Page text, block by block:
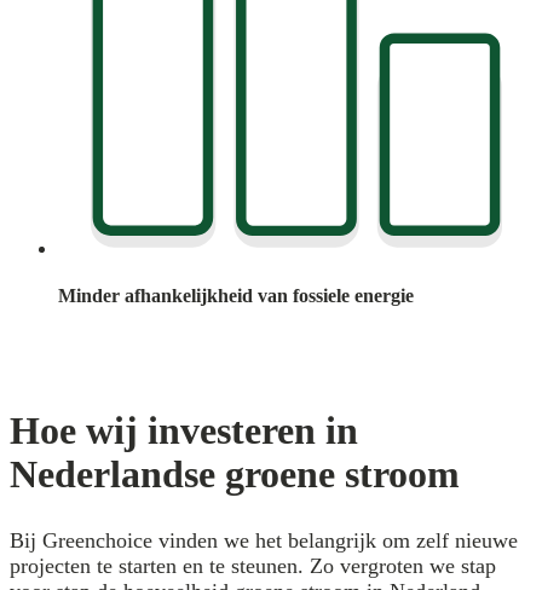
Minder afhankelijkheid van fossiele energie
Hoe wij investeren in
Nederlandse groene stroom
Bij Greenchoice vinden we het belangrijk om zelf nieuwe
projecten te starten en te steunen. Zo vergroten we stap